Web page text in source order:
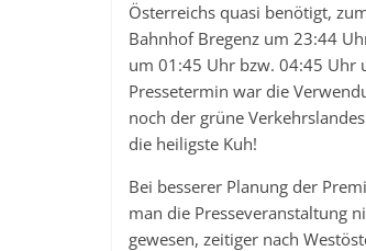
Österreichs quasi benötigt,
Bahnhof Bregenz um 23:44
um 01:45 Uhr bzw. 04:45 Uhr
Pressetermin war die
noch der grüne
die heiligste Kuh!
Bei besserer Planung der
man die Presseveranstaltung
gewesen, zeitiger nach